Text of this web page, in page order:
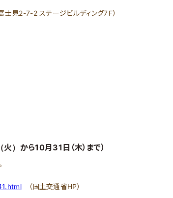
見2-7-2 ステージビルディング7Ｆ）
から10月31日（木）まで）
（国土交通省HP）